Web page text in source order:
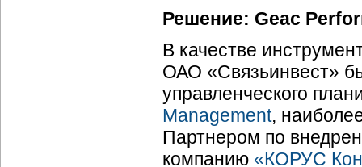
Решение: Geac
В качестве
ОАО «Связьинвест»
управленческого
Management,
Партнером по
компанию «КОРУС